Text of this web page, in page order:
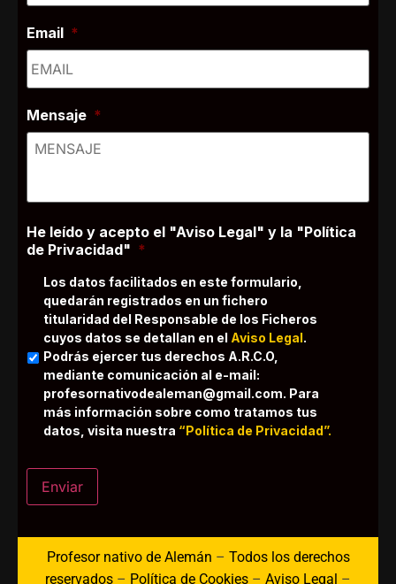
Email *
Mensaje *
He leído y acepto el "Aviso Legal" y la "Política
de Privacidad" *
Los datos facilitados en este formulario,
quedarán registrados en un fichero
titularidad del Responsable de los Ficheros
cuyos datos se detallan en el Aviso Legal.
Podrás ejercer tus derechos A.R.C.O,
mediante comunicación al e-mail:
profesornativodealeman@gmail.com. Para
más información sobre como tratamos tus
datos, visita nuestra “Política de Privacidad”.
Enviar
Profesor nativo de Alemán – Todos los derechos
reservados – Política de Cookies – Aviso Legal –